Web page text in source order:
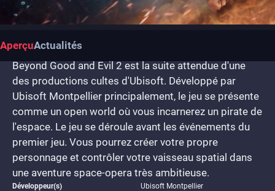
AperçuActualités
Beyond Good and Evil 2 est la suite attendue d'une
des productions cultes d'Ubisoft. Développé par
Ubisoft Montpellier principalement, le jeu se présente
comme un open world où vous incarnerez un pirate de
l'espace. Le jeu se déroule avant les événements du
premier jeu. Vous pourrez créer votre propre
personnage et contrôler votre vaisseau spatial dans
une aventure space-opera très ambitieuse.
Développeur(s) Ubisoft Montpellier